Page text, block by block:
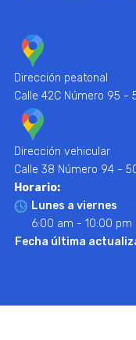
Dirección peatonal
Calle 42C Número 95 -
Dirección vehicular
Calle 38 Número 94 -
Horario:
Lunes a viernes
6:00 am - 10:00 pm
Fecha última